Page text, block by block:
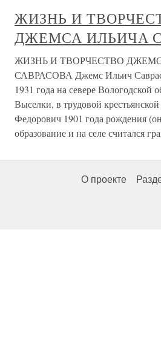
ЖИЗНЬ И
ДЖЕМСА ИЛЬИЧА
ЖИЗНЬ И ТВОРЧЕСТВО
САВРАСОВА Джемс Ильич
1931 года на севере Вологодской
Выселки, в трудовой
Федорович 1901 года рождения
образование и на селе считался
О проекте